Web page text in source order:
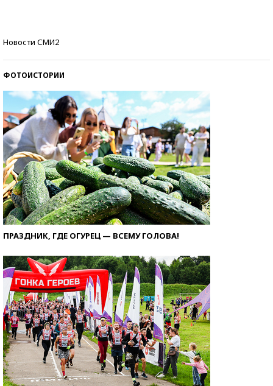
Новости СМИ2
ФОТОИСТОРИИ
ПРАЗДНИК, ГДЕ ОГУРЕЦ — ВСЕМУ ГОЛОВА!